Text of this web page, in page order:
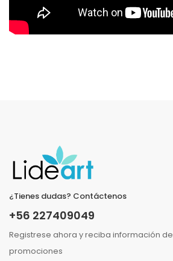
¿Tienes dudas? Contáctenos
+56 227409049
Registrese ahora y reciba información de
promociones